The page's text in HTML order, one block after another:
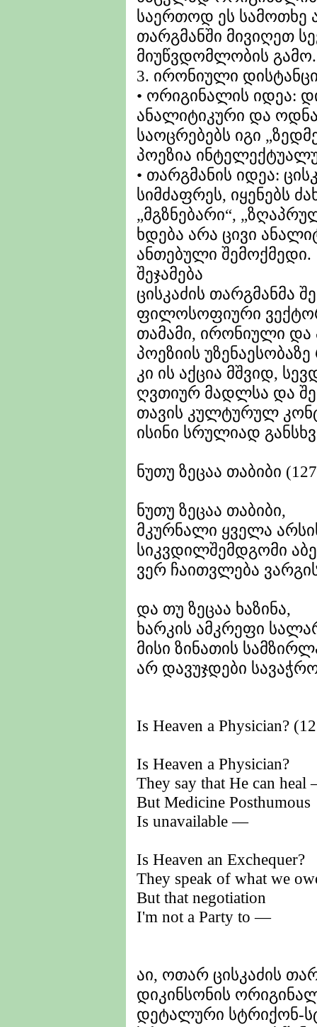
საერთოდ ეს სამოთხე
თარგმანში მივიღეთ
მიუწვდომლობის გამო.
3. ირონიული
• ორიგინალის იდეა:
ანალიტიკური და
საოცრებებს იგი
პოეზია
• თარგმანის იდეა:
სიმძაფრეს, იყენებს
„მგზნებარი“,
ხდება არა ცივი
ანთებული შემოქმედი.
შეჯამება
ცისკაძის თარგმანმა
ფილოსოფიური
თამამი, ირონიული და
პოეზიის
კი ის აქცია მშვიდ,
ღვთიურ მადლსა და
თავის კულტურულ
ისინი სრულიად
ნუთუ ზეცაა თაბიბი
ნუთუ ზეცაა თაბიბი,
მკურნალი ყველა
სიკვდილშემდგომი
ვერ ჩაითვლება
და თუ ზეცაა ხაზინა,
ხარკის ამკრეფი
მისი ზინათის
არ დავუჯდები
Is Heaven a Physician?
Is Heaven a Physician?
They say that He can
But Medicine Posthumous
Is unavailable —
Is Heaven an Exchequer?
They speak of what we
But that negotiation
I'm not a Party to —
აი, ოთარ ცისკაძის
დიკინსონის
დეტალური სტრიქონ-